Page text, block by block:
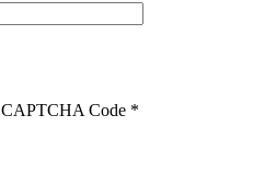
CAPTCHA Code *